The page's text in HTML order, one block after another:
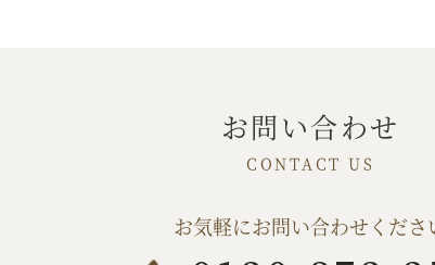
お問い合わせ
お気軽にお問い合わせくださ